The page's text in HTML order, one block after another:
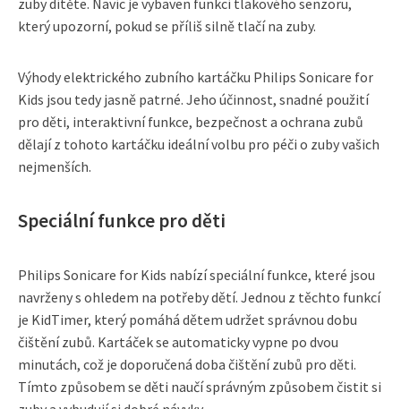
který upozorní, pokud se příliš silně tlačí na zuby.
Výhody elektrického zubního kartáčku Philips Sonicare for
Kids jsou tedy jasně patrné. Jeho účinnost, snadné použití
pro děti, interaktivní funkce, bezpečnost a ochrana zubů
dělají z tohoto kartáčku ideální volbu pro péči o zuby vašich
nejmenších.
Speciální funkce pro děti
Philips Sonicare for Kids nabízí speciální funkce, které jsou
navrženy s ohledem na potřeby dětí. Jednou z těchto funkcí
je KidTimer, který pomáhá dětem udržet správnou dobu
čištění zubů. Kartáček se automaticky vypne po dvou
minutách, což je doporučená doba čištění zubů pro děti.
Tímto způsobem se děti naučí správným způsobem čistit si